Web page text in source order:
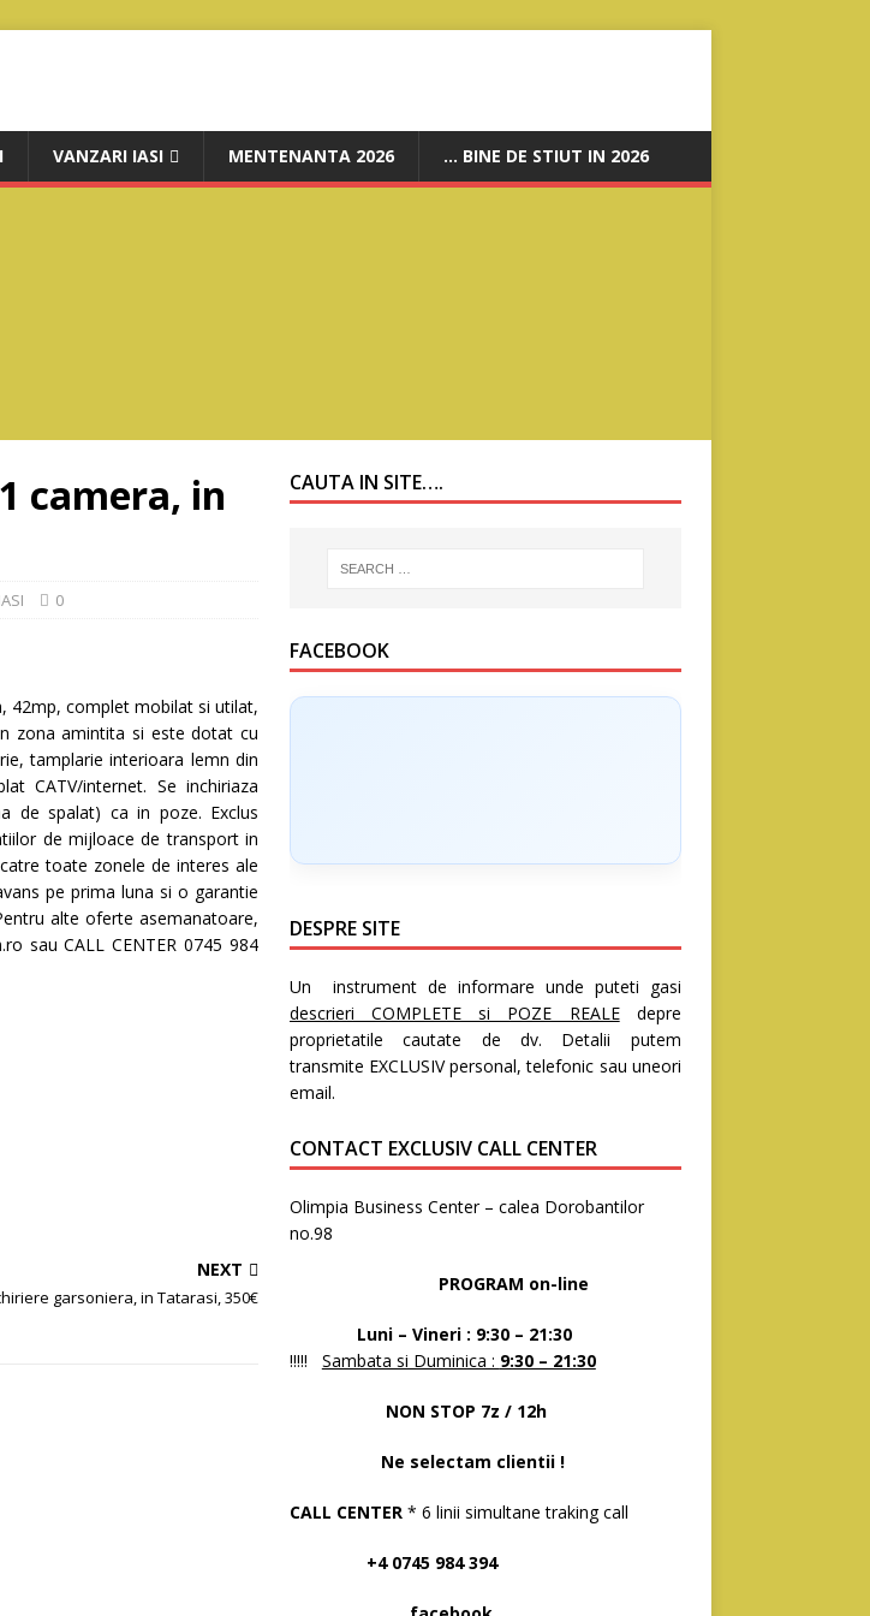
VANZARI IASI MENTENANTA 2026 … BINE DE STIUT IN 2026
camera, in
0
42mp, complet mobilat si utilat,
zona amintita si este dotat cu
tamplarie interioara lemn din
CATV/internet. Se inchiriaza
de spalat) ca in poze. Exclus
de mijloace de transport in
toate zonele de interes ale
pe prima luna si o garantie
alte oferte asemanatoare,
sau CALL CENTER 0745 984
NEXT
garsoniera, in Tatarasi, 350€
CAUTA IN SITE….
FACEBOOK
DESPRE SITE
Un instrument de informare unde puteti gasi
descrieri COMPLETE si POZE REALEdepre
proprietatile cautate de dv. Detalii putem
transmite EXCLUSIV personal, telefonic sau uneori
email.
CONTACT EXCLUSIV CALL CENTER
Olimpia Business Center – calea Dorobantilor
no.98
PROGRAM on-line
Luni – Vineri : 9:30 – 21:30
!!!!! Sambata si Duminica : 9:30 – 21:30
NON STOP 7z / 12h
Ne selectam clientii !
CALL CENTER* 6 linii simultane traking call
+4 0745 984 394